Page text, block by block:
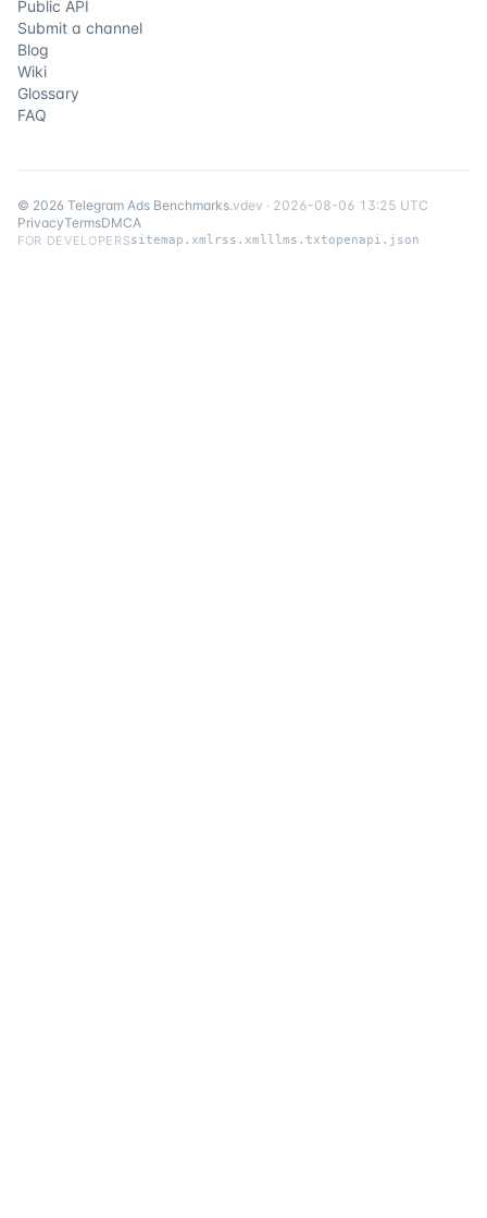
Public API
Submit a channel
Blog
Wiki
Glossary
FAQ
© 2026 Telegram Ads Benchmarks.vdev · 2026-08-06 13:25 UTC
PrivacyTermsDMCA
FOR DEVELOPERSsitemap.xml rss.xml llms.txtopenapi.json